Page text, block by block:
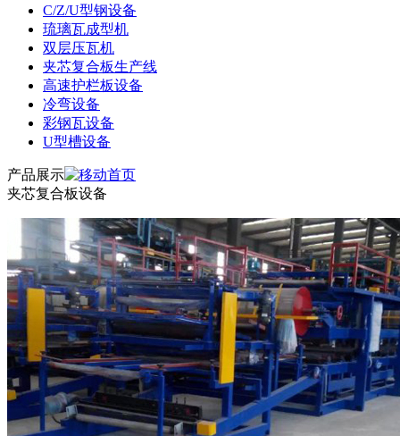
C/Z/U型钢设备
琉璃瓦成型机
双层压瓦机
夹芯复合板生产线
高速护栏板设备
冷弯设备
彩钢瓦设备
U型槽设备
产品展示
夹芯复合板设备